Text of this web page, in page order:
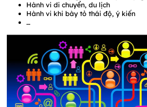
Hành vi di chuyển, du lịch
Hành vi khi bày tỏ thái độ, ý kiến
…